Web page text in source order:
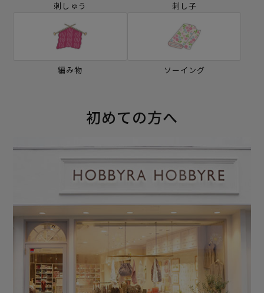
刺しゅう 刺し子
編み物 ソーイング
初めての方へ